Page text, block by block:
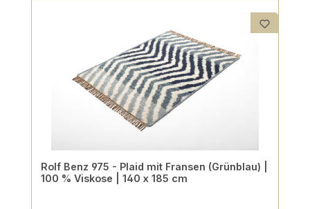
Rolf Benz 975 - Plaid mit Fransen (Grünblau) |
100 % Viskose | 140 x 185 cm